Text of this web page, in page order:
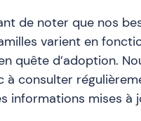
de noter que nos
varient en
quête d’adoption.
à consulter
informations